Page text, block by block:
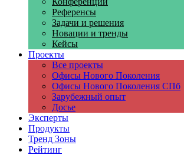
Референсы
Задачи и решения
Новации и тренды
Кейсы
Проекты
Все проекты
Офисы Нового Поколения
Офисы Нового Поколения СПб
Зарубежный опыт
Досье
Эксперты
Продукты
Тренд Зоны
Рейтинг